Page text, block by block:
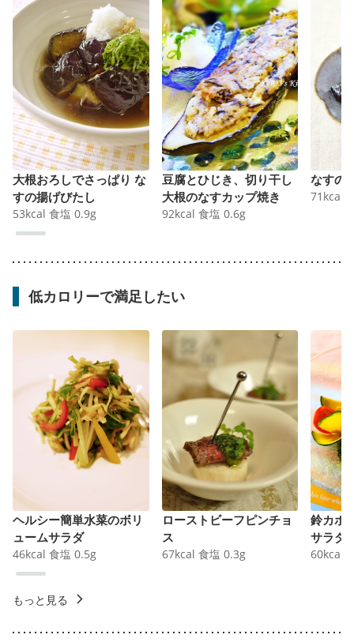
大根おろしでさっぱり な
すの揚げびたし
53kcal 食塩 0.9g
豆腐とひじき、切り干し
大根のなすカップ焼き
92kcal 食塩 0.6g
なすの
71 kcal
低カロリーで満足したい
ヘルシー簡単水菜のボリ
ュームサラダ
46kcal 食塩 0.5g
ローストビーフピンチョ
ス
67kcal 食塩 0.3g
鈴カボ
サラダ
60kcal
もっと見る